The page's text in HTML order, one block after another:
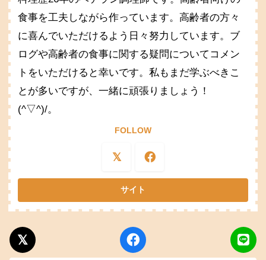
食事を工夫しながら作っています。高齢者の方々
に喜んでいただけるよう日々努力しています。ブ
ログや高齢者の食事に関する疑問についてコメン
トをいただけると幸いです。私もまだ学ぶべきこ
とが多いですが、一緒に頑張りましょう！
(^▽^)/。
FOLLOW